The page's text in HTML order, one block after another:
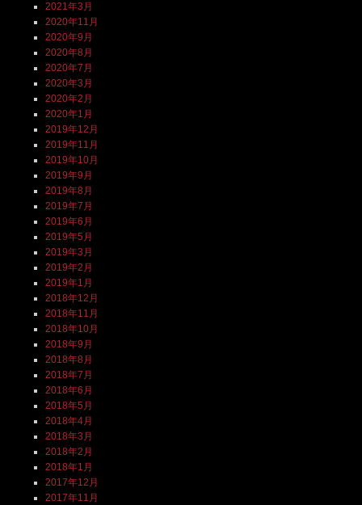
2021年3月
2020年11月
2020年9月
2020年8月
2020年7月
2020年3月
2020年2月
2020年1月
2019年12月
2019年11月
2019年10月
2019年9月
2019年8月
2019年7月
2019年6月
2019年5月
2019年3月
2019年2月
2019年1月
2018年12月
2018年11月
2018年10月
2018年9月
2018年8月
2018年7月
2018年6月
2018年5月
2018年4月
2018年3月
2018年2月
2018年1月
2017年12月
2017年11月